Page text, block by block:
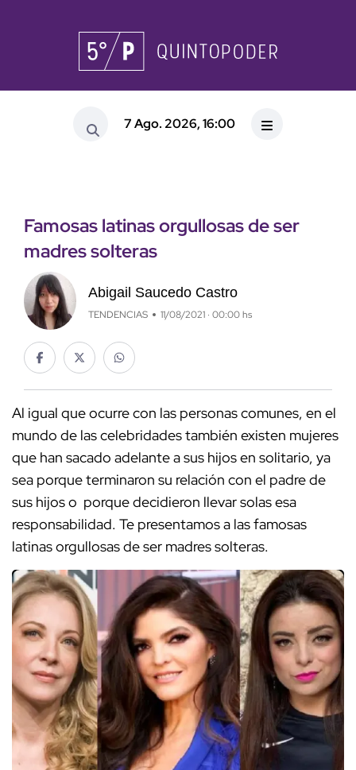
7 Ago. 2026, 16:00
Famosas latinas orgullosas de ser
madres solteras
Abigail Saucedo Castro
TENDENCIAS 11/08/2021 · 00:00 hs
Al igual que ocurre con las personas comunes, en el
mundo de las celebridades también existen mujeres
que han sacado adelante a sus hijos en solitario, ya
sea porque terminaron su relación con el padre de
sus hijos o porque decidieron llevar solas esa
responsabilidad. Te presentamos a las famosas
latinas orgullosas de ser madres solteras.